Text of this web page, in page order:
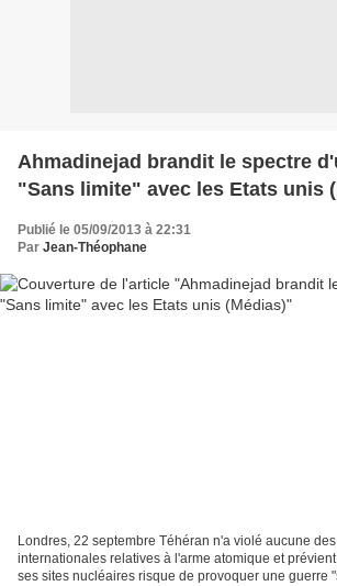
Ahmadinejad brandit le spectre
"Sans limite" avec les Etats unis
Publié le 05/09/2013 à 22:31
Par Jean-Théophane
Londres, 22 septembre Téhéran n'a violé aucune
internationales relatives à l'arme atomique et
ses sites nucléaires risque de provoquer une guerre